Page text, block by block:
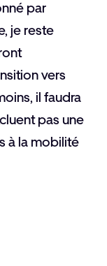
par
je reste
vers
il faudra
pas une
à la mobilité